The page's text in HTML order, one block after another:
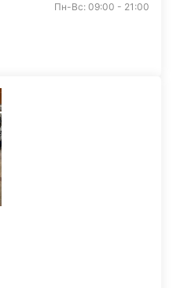
Пн-Вс: 09:00 - 21:00